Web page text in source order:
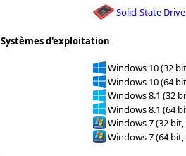
Solid-State Drive
Systèmes d'exploitation
Windows 10 (32
Windows 10 (64
Windows 8.1 (32
Windows 8.1 (64
Windows 7 (32 bit,
Windows 7 (64 bit,